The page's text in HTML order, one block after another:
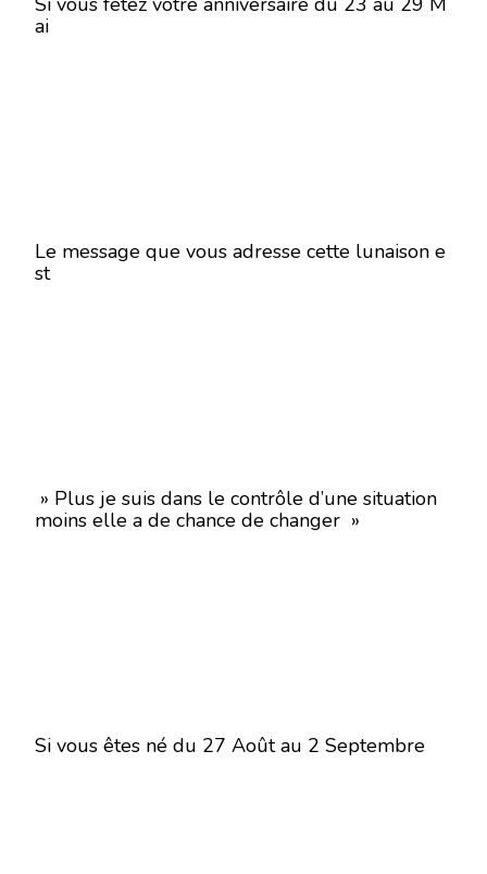
ai
Le message que vous adresse cette lunaison e
st
» Plus je suis dans le contrôle d’une situation
moins elle a de chance de changer »
Si vous êtes né du 27 Août au 2 Septembre